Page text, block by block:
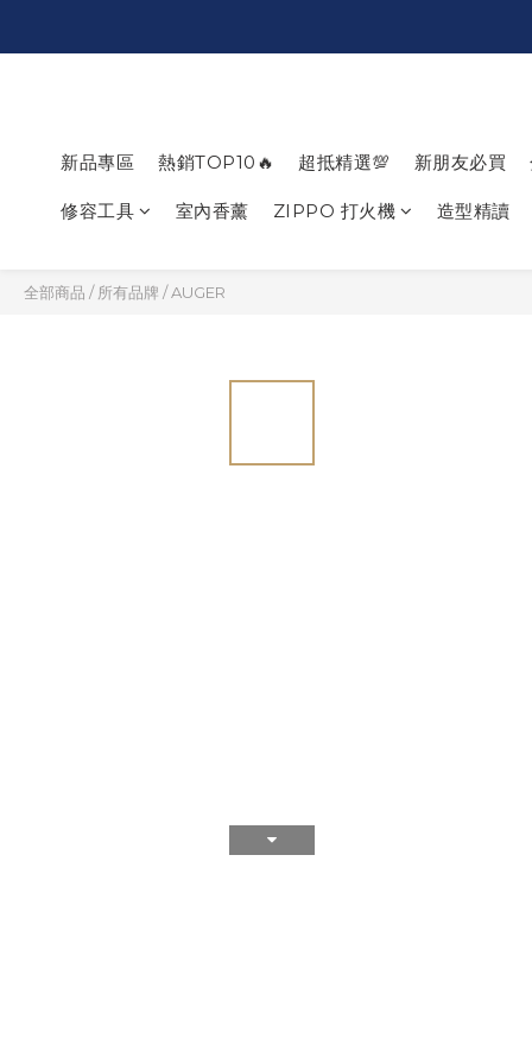
新品專區 熱銷TOP10🔥 超抵精選💯 新朋友必買
修容工具 室內香薰 ZIPPO 打火機 造型精讀
全部商品 /所有品牌 /AUGER